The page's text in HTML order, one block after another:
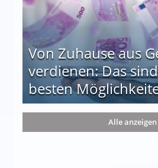
Von Zuhause aus
verdienen: Das
besten
die 15 besten Möglichkeiten
Alle anzeigen